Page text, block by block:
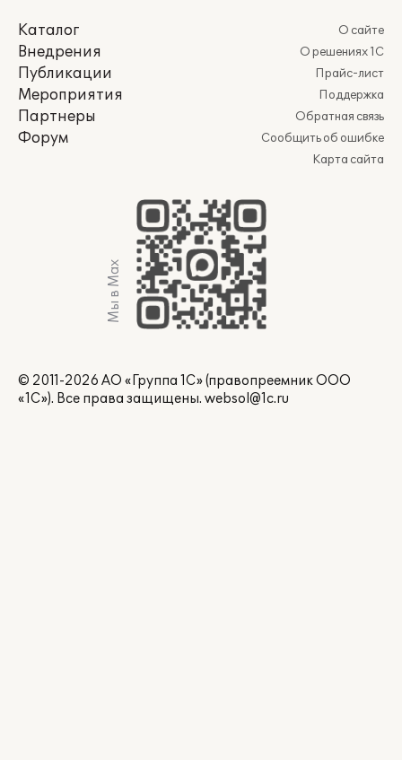
Каталог
Внедрения
Публикации
Мероприятия
Партнеры
Форум
О сайте
О решениях 1С
Прайс-лист
Поддержка
Обратная связь
Сообщить об ошибке
Карта сайта
Мы в Max
© 2011-2026 АО «Группа 1С» (правопреемник ООО
«1С»). Все права защищены. websol@1c.ru